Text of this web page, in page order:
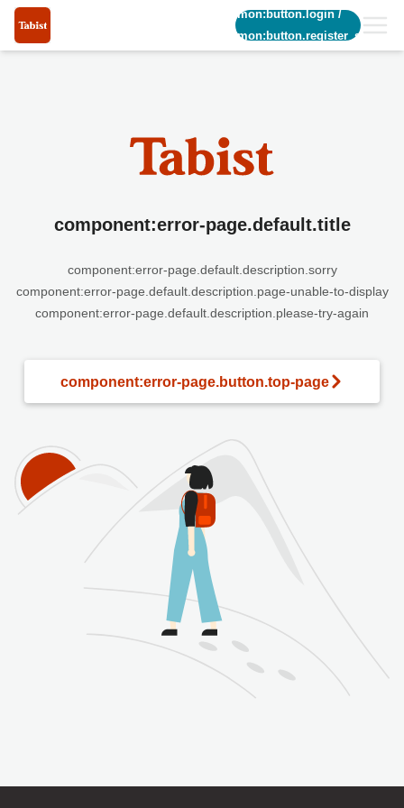
common:button.login/
common:button.register_short
component:error-page.default.title
component:error-page.default.description.sorry
component:error-page.default.description.page-unable-to-display
component:error-page.default.description.please-try-again
component:error-page.button.top-page